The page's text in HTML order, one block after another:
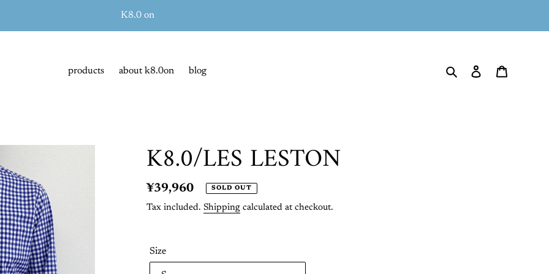
K8.0 on
products about k8.0on blog Search Log in
K8.0/LES LESTON
Regular
price
¥39,960 SOLD OUT
Tax included. Shipping calculated at checkout.
Size